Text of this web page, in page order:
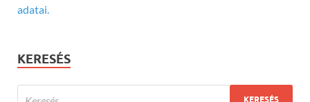
adatai.
KERESÉS